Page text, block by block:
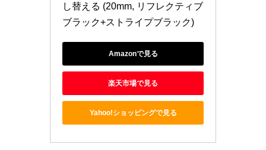
し替える (20mm, リフレクティブ
ブラック+ストライプブラック)
Amazonで見る
楽天市場で見る
Yahoo!ショッピングで見る